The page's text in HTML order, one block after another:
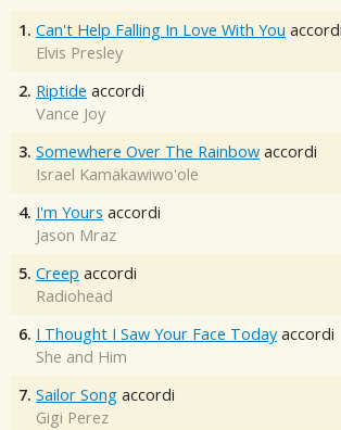
1. Can't Help Falling In Love With You accordi
Elvis Presley
2. Riptide accordi
Vance Joy
3. Somewhere Over The Rainbow accordi
Israel Kamakawiwo'ole
4. I'm Yours accordi
Jason Mraz
5. Creep accordi
Radiohead
6. I Thought I Saw Your Face Today accordi
She and Him
7. Sailor Song accordi
Gigi Perez